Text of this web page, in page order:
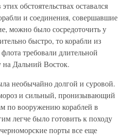
обстоятельствах оставался
и соединения, совершавшие
можно было сосредоточить у
быстро, то корабли из
требовали длительной
на Дальний Восток.
необычайно долгой и суровой.
и сильный, пронизывающий
по вооружению кораблей в
легче было готовить к походу
порты все еще